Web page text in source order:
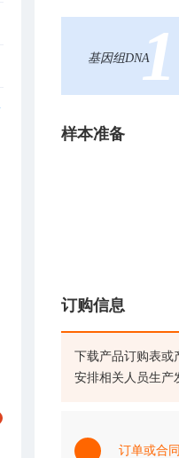
基因组DNA1
样本准备
订购信息
下载产品订购表或
安排相关人员生产
订单或合